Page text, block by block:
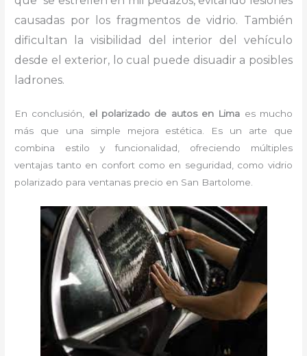
causadas por los fragmentos de vidrio. También
dificultan la visibilidad del interior del vehículo
desde el exterior, lo cual puede disuadir a posibles
ladrones.
En conclusión, el polarizado de autos en Lima es mucho
más que una simple mejora estética. Es un arte que
combina estilo y funcionalidad, ofreciendo múltiples
ventajas tanto en confort como en seguridad, como vidrio
polarizado para ventanas precio en San Bartolome.